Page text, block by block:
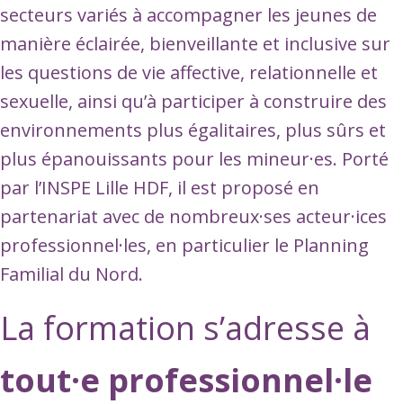
secteurs variés à accompagner les jeunes de
manière éclairée, bienveillante et inclusive sur
les questions de vie affective, relationnelle et
sexuelle, ainsi qu’à participer à construire des
environnements plus égalitaires, plus sûrs et
plus épanouissants pour les mineur·es. Porté
par l’INSPE Lille HDF, il est proposé en
partenariat avec de nombreux·ses acteur·ices
professionnel·les, en particulier le Planning
Familial du Nord.
La formation s’adresse à
tout·e professionnel·le